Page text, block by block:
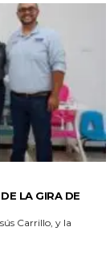
LA GIRA DE
Carrillo, y la